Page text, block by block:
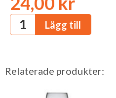
Relaterade produkter: